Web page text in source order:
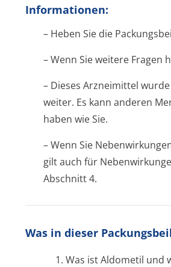
Informationen:
– Heben Sie die
– Wenn Sie weitere Fragen
– Dieses Arzneimittel
weiter. Es kann anderen
haben wie Sie.
– Wenn Sie
gilt auch für
Abschnitt 4.
Was in dieser
1. Was ist Aldometil und